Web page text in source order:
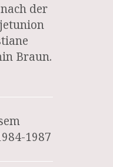
der
Braun.
1987